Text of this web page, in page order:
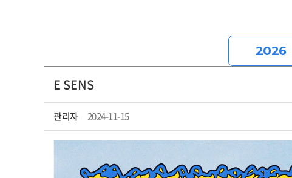
2026
E SENS
관리자 2024-11-15